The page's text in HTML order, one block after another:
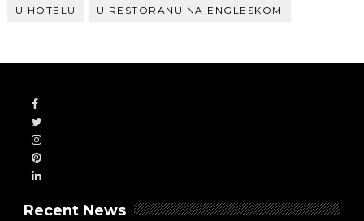
U HOTELU U RESTORANU NA ENGLESKOM
Recent News